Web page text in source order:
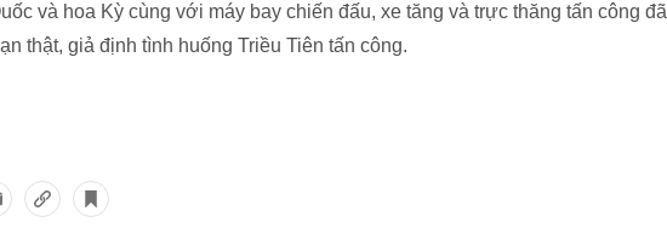
và hoa Kỳ cùng với máy bay chiến đấu, xe tăng và trực thăng tấn công đã
thật, giả định tình huống Triều Tiên tấn công.